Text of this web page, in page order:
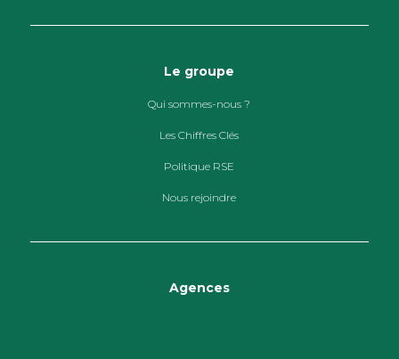
Le groupe
Qui sommes-nous ?
Les Chiffres Clés
Politique RSE
Nous rejoindre
Agences